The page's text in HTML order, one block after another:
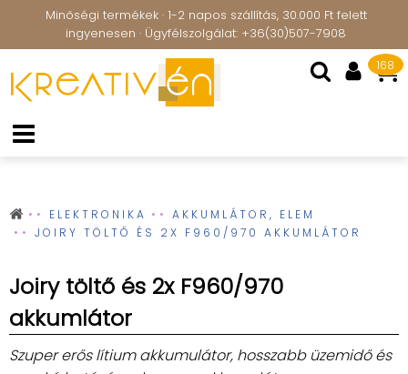
Minőségi termékek · 1-2 napos szállítás, 30.000 Ft felett
ingyenesen · Ügyfélszolgálat: +36(30)507-7908
168
ELEKTRONIKA
AKKUMLÁTOR, ELEM
JOIRY TÖLTŐ ÉS 2X F960/970 AKKUMLÁTOR
Joiry töltő és 2x F960/970
akkumlátor
Szuper erős lítium akkumulátor, hosszabb üzemidő és